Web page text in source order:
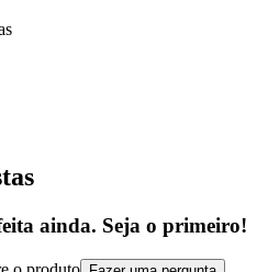
ainda. Seja o primeiro!